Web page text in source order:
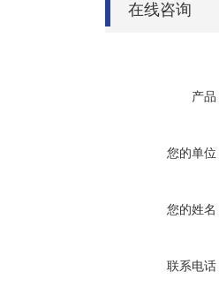
在线咨询
产品
您的单位
您的姓名
联系电话